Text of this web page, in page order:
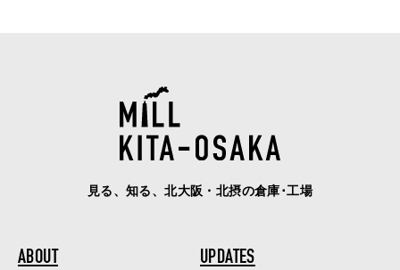
見る、知る、北大阪・北摂の倉庫･工場
ABOUT UPDATES